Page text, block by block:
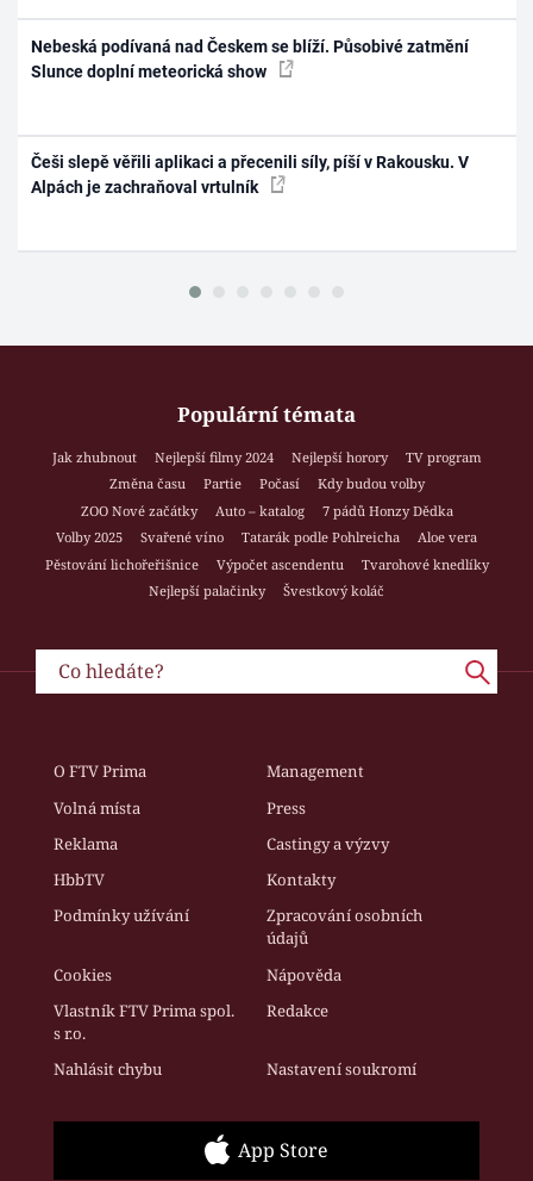
Nebeská podívaná nad Českem se blíží. Působivé zatmění
Slunce doplní meteorická show
Češi slepě věřili aplikaci a přecenili síly, píší v Rakousku. V
Alpách je zachraňoval vrtulník
Populární témata
Jak zhubnout Nejlepší filmy 2024 Nejlepší horory
TV program
Změna času
Partie Počasí
Kdy budou volby
ZOO Nové začátky
Auto – katalog
7 pádů Honzy Dědka
Volby 2025
Svařené víno Tatarák podle Pohlreicha
Aloe vera
Pěstování lichořeřišnice
Výpočet ascendentu
Tvarohové knedlíky
Nejlepší palačinky
Švestkový koláč
O FTV Prima
Management
Volná místa
Press
Reklama
Castingy a výzvy
HbbTV
Kontakty
Podmínky užívání
Zpracování osobních
údajů
Cookies
Nápověda
Vlastník FTV Prima spol.
s r.o.
Redakce
Nahlásit chybu Nastavení soukromí
App Store